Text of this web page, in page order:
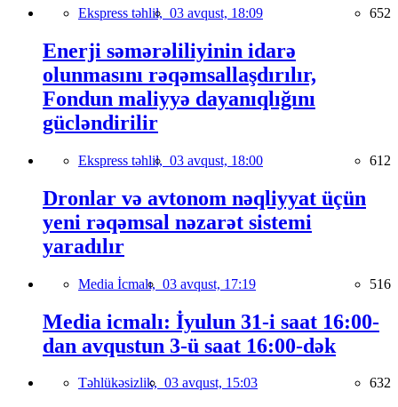
Ekspress təhlil, 03 avqust, 18:09 652
Enerji səmərəliliyinin idarə
olunmasını rəqəmsallaşdırılır,
Fondun maliyyə dayanıqlığını
gücləndirilir
Ekspress təhlil, 03 avqust, 18:00 612
Dronlar və avtonom nəqliyyat üçün
yeni rəqəmsal nəzarət sistemi
yaradılır
Media İcmalı, 03 avqust, 17:19 516
Media icmalı: İyulun 31-i saat 16:00-
dan avqustun 3-ü saat 16:00-dək
Təhlükəsizlik, 03 avqust, 15:03 632